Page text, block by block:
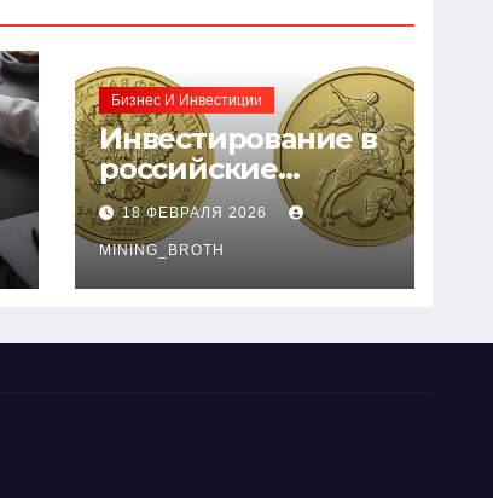
Бизнес И Инвестиции
Инвестирование в
российские
золотые монеты:
подробное
руководство
18 ФЕВРАЛЯ 2026
MINING_BROTH